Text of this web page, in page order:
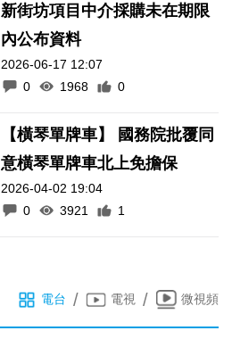
新街坊項目中介採購未在期限
內公布資料
2026-06-17 12:07
0
1968 0
【橫琴單牌車】 國務院批覆同
意橫琴單牌車北上免擔保
2026-04-02 19:04
0
3921 1
電台 / 電視 / 微視頻